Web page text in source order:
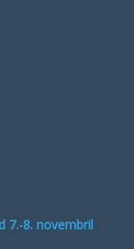
7.-8. novembril